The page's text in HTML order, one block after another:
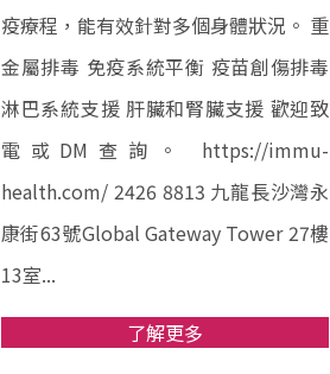
疫療程，能有效針對多個身體狀況。 重
金屬排毒 免疫系統平衡 疫苗創傷排毒
淋巴系統支援 肝臟和腎臟支援 歡迎致
電或DM查詢。 https://immu-
health.com/ 2426 8813 九龍長沙灣永
康街63號Global Gateway Tower 27樓
13室...
了解更多